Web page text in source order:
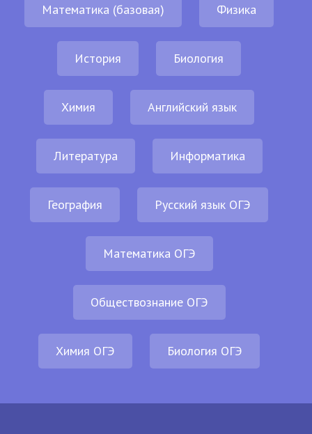
Математика (базовая) Физика
История Биология
Химия Английский язык
Литература Информатика
География Русский язык ОГЭ
Математика ОГЭ
Обществознание ОГЭ
Химия ОГЭ Биология ОГЭ